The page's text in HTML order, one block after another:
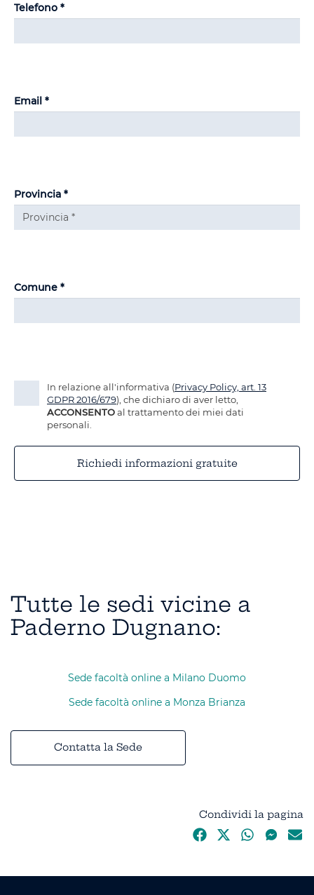
Telefono *
Email *
Provincia *
Comune *
In relazione all'informativa (Privacy Policy, art. 13
GDPR 2016/679), che dichiaro di aver letto,
ACCONSENTOal trattamento dei miei dati
personali.
Richiedi informazioni gratuite
Tutte le sedi vicine a
Paderno Dugnano:
Sede facoltà online a Milano Duomo
Sede facoltà online a Monza Brianza
Contatta la Sede
Condividi la pagina